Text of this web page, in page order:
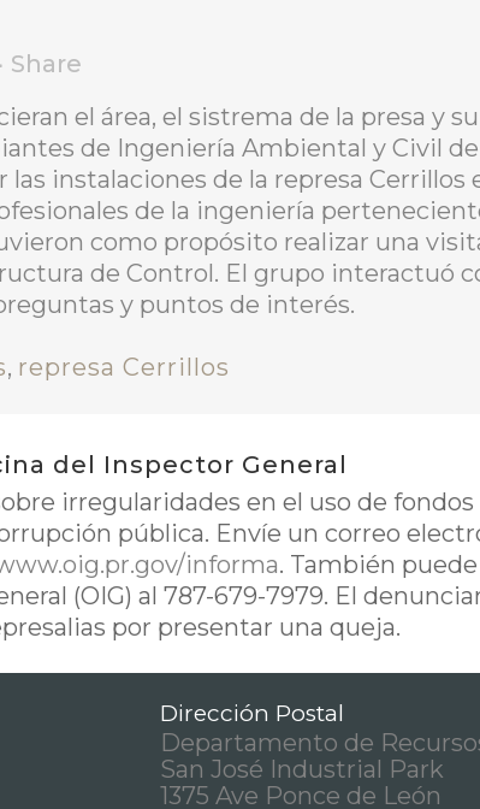
Share
el área, el sistrema de la presa y
de Ingeniería Ambiental y Civil
instalaciones de la represa
de la ingeniería
como propósito realizar una
de Control. El grupo interactuó
y puntos de interés.
, represa Cerrillos
del Inspector General
irregularidades en el uso de
pública. Envíe un correo
informa. También
(OIG) al 787-679-7979. El
por presentar una queja.
Dirección Postal
Departamento de
San José Industrial Park
1375 Ave Ponce de León